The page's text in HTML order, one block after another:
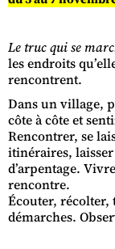
Le truc qui se
les endroits
rencontrent.
Dans un village,
côte à côte et
Rencontrer, se
itinéraires, laisser
d’arpentage.
rencontre.
Écouter, récolter,
démarches.